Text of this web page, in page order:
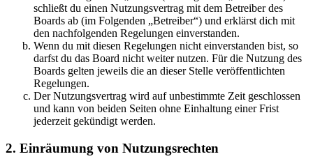
schließt du einen Nutzungsvertrag mit dem Betreiber des
Boards ab (im Folgenden „Betreiber“) und erklärst dich mit
den nachfolgenden Regelungen einverstanden.
Wenn du mit diesen Regelungen nicht einverstanden bist, so
darfst du das Board nicht weiter nutzen. Für die Nutzung des
Boards gelten jeweils die an dieser Stelle veröffentlichten
Regelungen.
Der Nutzungsvertrag wird auf unbestimmte Zeit geschlossen
und kann von beiden Seiten ohne Einhaltung einer Frist
jederzeit gekündigt werden.
2. Einräumung von Nutzungsrechten